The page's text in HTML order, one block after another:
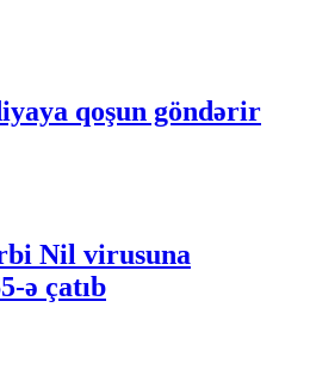
qoşun göndərir
Nil virusuna
ə çatıb